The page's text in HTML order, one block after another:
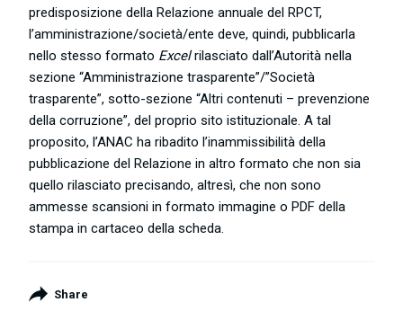
predisposizione della Relazione annuale del RPCT,
l’amministrazione/società/ente deve, quindi, pubblicarla
nello stesso formato Excelrilasciato dall’Autorità nella
sezione “Amministrazione trasparente”/”Società
trasparente”, sotto-sezione “Altri contenuti – prevenzione
della corruzione”, del proprio sito istituzionale. A tal
proposito, l’ANAC ha ribadito l’inammissibilità della
pubblicazione del Relazione in altro formato che non sia
quello rilasciato precisando, altresì, che non sono
ammesse scansioni in formato immagine o PDF della
stampa in cartaceo della scheda.
Share